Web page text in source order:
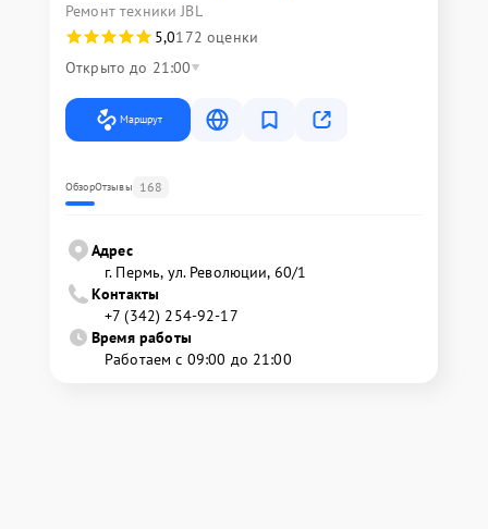
Ремонт техники JBL
5,0172 оценки
Открыто до 21:00
Маршрут
ОбзорОтзывы 168
Адрес
г. Пермь, ул. ​Революции, 60/1
Контакты
+7 (342) 254-92-17
Время работы
Работаем с 09:00 до 21:00